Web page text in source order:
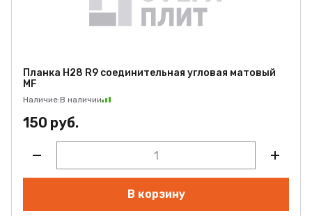
Планка Н28 R9 соединительная угловая матовый
MF
Наличие:В наличии
150 руб.
В корзину